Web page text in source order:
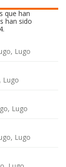
que han
han sido
Lugo
Lugo
Lugo
Lugo